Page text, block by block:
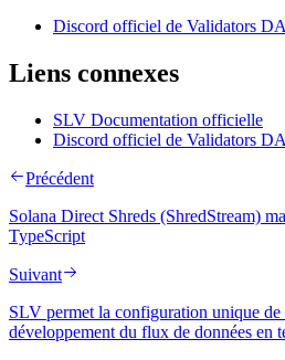
Discord officiel de Validators
Liens connexes
SLV Documentation officielle
Discord officiel de Validators
Précédent
Solana Direct Shreds (ShredStream)
TypeScript
Suivant
SLV permet la configuration unique
développement du flux de données en